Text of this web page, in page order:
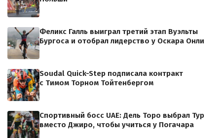
Феликс Галль выиграл третий этап Вуэльты
Бургоса и отобрал лидерство у Оскара Онли
Soudal Quick-Step подписала контракт
с Тимом Торном Тойтенбергом
Спортивный босс UAE: Дель Торо выбрал Тур
вместо Джиро, чтобы учиться у Погачара